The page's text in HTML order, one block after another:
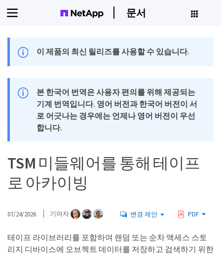
문서
이 제품의 최신 릴리즈를 사용할 수 있습니다.
본 한국어 번역은 사용자 편의를 위해 제공되는
기계 번역입니다. 영어 버전과 한국어 버전이 서
로 어긋나는 경우에는 언제나 영어 버전이 우선
합니다.
TSM 미들웨어를 통해 테이프
로 아카이빙
07/24/2026 기여자 변경 제안 PDF
테이프 라이브러리를 포함하여 랜덤 또는 순차 액세스 스토
리지 디바이스에 오브젝트 데이터를 저장하고 검색하기 위한